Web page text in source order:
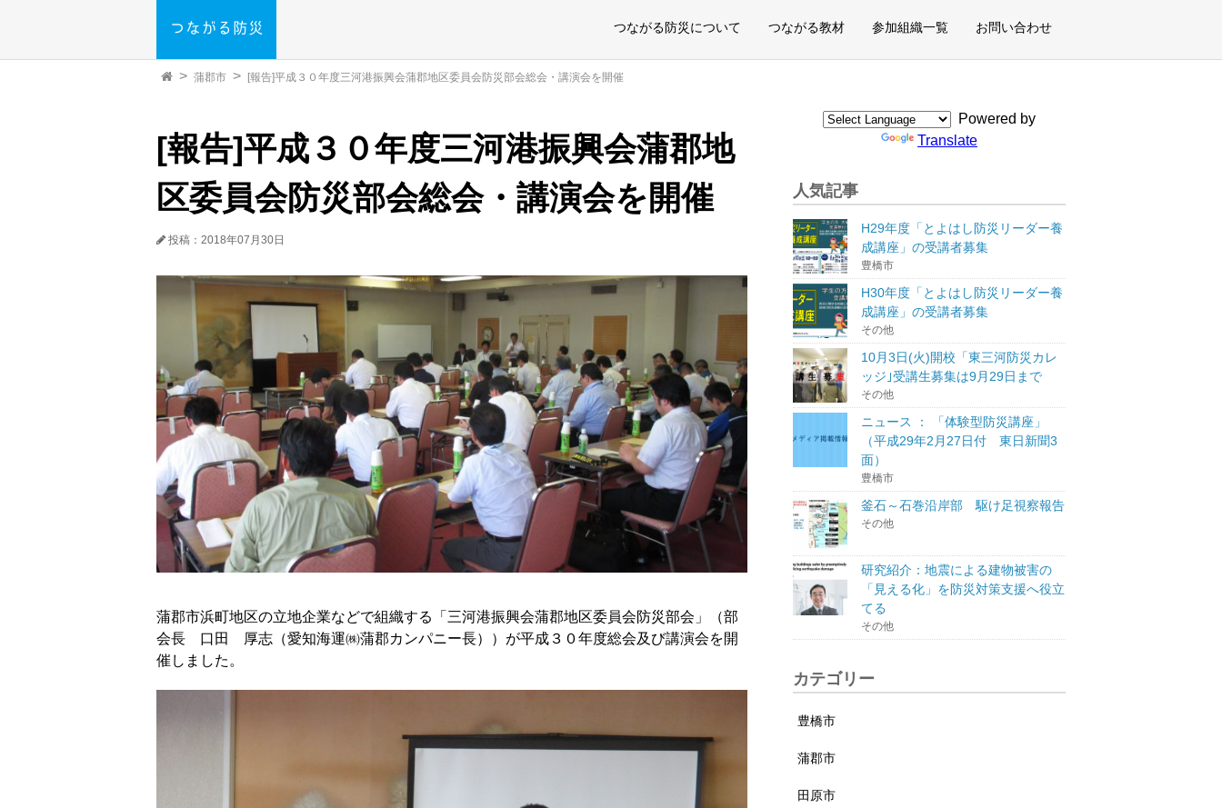
つながる防災について つながる教材 参加組織一覧 お問い合わせ
蒲郡市 [報告]平成３０年度三河港振興会蒲郡地区委員会防災部会総会・講演会を開催
[報告]平成３０年度三河港振興会蒲郡地
区委員会防災部会総会・講演会を開催
投稿：2018年07月30日
蒲郡市浜町地区の立地企業などで組織する「三河港振興会蒲郡地区委員会防災部会」（部
会長 口田 厚志（愛知海運㈱蒲郡カンパニー長））が平成３０年度総会及び講演会を開
催しました。
Powered by
Translate
人気記事
H29年度「とよはし防災リーダー養
成講座」の受講者募集
豊橋市
H30年度「とよはし防災リーダー養
成講座」の受講者募集
その他
10月3日(火)開校「東三河防災カレ
ッジ｣受講生募集は9月29日まで
その他
ニュース ： 「体験型防災講座」
（平成29年2月27日付 東日新聞3
面）
豊橋市
釜石～石巻沿岸部 駆け足視察報告
その他
研究紹介：地震による建物被害の
「見える化」を防災対策支援へ役立
てる
その他
カテゴリー
豊橋市
蒲郡市
田原市